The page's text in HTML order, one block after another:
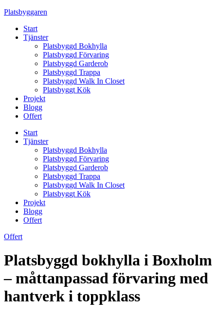
Skip
content
Platsbyggaren
Start
Tjänster
Platsbyggd Bokhylla
Platsbyggd Förvaring
Platsbyggd Garderob
Platsbyggd Trappa
Platsbyggd Walk In Closet
Platsbyggt Kök
Projekt
Blogg
Offert
Start
Tjänster
Platsbyggd Bokhylla
Platsbyggd Förvaring
Platsbyggd Garderob
Platsbyggd Trappa
Platsbyggd Walk In Closet
Platsbyggt Kök
Projekt
Blogg
Offert
Offert
Platsbyggd bokhylla i Boxholm
– måttanpassad förvaring med
hantverk i toppklass